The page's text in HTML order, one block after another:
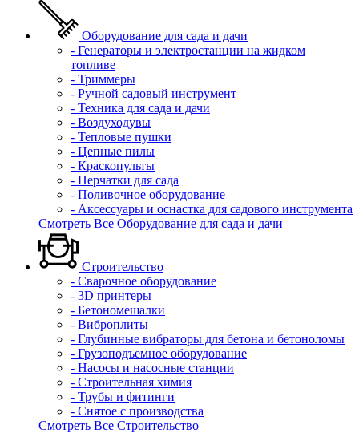
Оборудование для сада и дачи
- Генераторы и электростанции на жидком
топливе
- Триммеры
- Ручной садовый инструмент
- Техника для сада и дачи
- Воздуходувы
- Тепловые пушки
- Цепные пилы
- Краскопульты
- Перчатки для сада
- Поливочное оборудование
- Аксессуары и оснастка для садового инструмента
Смотреть Все Оборудование для сада и дачи
Строительство
- Сварочное оборудование
- 3D принтеры
- Бетономешалки
- Виброплиты
- Глубинные вибраторы для бетона и бетоноломы
- Грузоподъемное оборудование
- Насосы и насосные станции
- Строительная химия
- Трубы и фитинги
- Снятое с производства
Смотреть Все Строительство